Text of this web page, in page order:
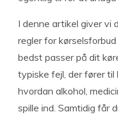
I denne artikel giver vi
regler for
bedst passer på dit
typiske fejl, der fører til
hvordan alkohol,
spille ind. Samtidig får